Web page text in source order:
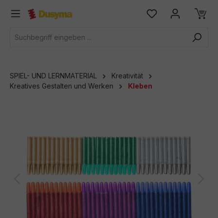
springen
SPIEL- UND LERNMATERIAL
Kreativität
Kreatives Gestalten und Werken
Kleben